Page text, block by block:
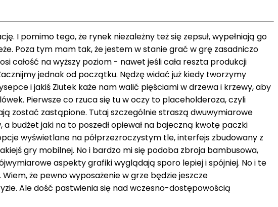
I pomimo tego, że rynek niezależny też się zepsuł, wypełniają go
Poza tym mam tak, że jestem w stanie grać w grę zasadniczo
całość na wyższy poziom - nawet jeśli cała reszta produkcji
jednak od początku. Nędzę widać już kiedy tworzymy
i jakiś Ziutek każe nam walić pięściami w drzewa i krzewy, aby
Pierwsze co rzuca się tu w oczy to placeholderoza, czyli
zostać zastąpione. Tutaj szczególnie straszą dwuwymiarowe
jaki na to poszedł opiewał na bajeczną kwotę paczki
wyświetlane na półprzezroczystym tle, interfejs zbudowany z
gry mobilnej. No i bardzo mi się podoba zbroja bambusowa,
aspekty grafiki wyglądają sporo lepiej i spójniej. No i te
że pewno wyposażenie w grze będzie jeszcze
Ale dość pastwienia się nad wczesno-dostępowością